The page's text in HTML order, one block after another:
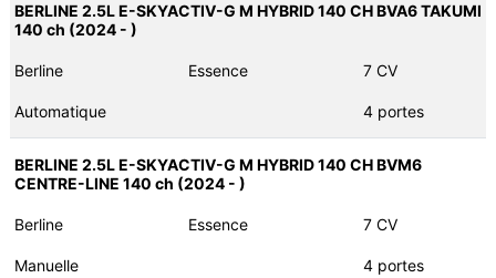
BERLINE 2.5L E-SKYACTIV-G M HYBRID 140 CH BVA6 TAKUMI
140 ch (2024 - )
Berline Essence 7 CV
Automatique 4 portes
BERLINE 2.5L E-SKYACTIV-G M HYBRID 140 CH BVM6
CENTRE-LINE 140 ch (2024 - )
Berline Essence 7 CV
Manuelle 4 portes